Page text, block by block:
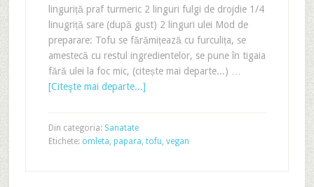
linguriță praf turmeric 2 linguri fulgi de drojdie 1/4
linugriță sare (după gust) 2 linguri ulei Mod de
preparare: Tofu se fărămițează cu furculița, se
amestecă cu restul ingredientelor, se pune în tigaia
fără ulei la foc mic, (citește mai departe...) …
[Citeşte mai departe...]
Din categoria: Sanatate
Etichete: omleta, papara, tofu, vegan